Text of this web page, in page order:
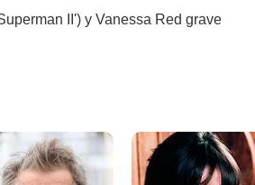
II') y Vanessa Red grave